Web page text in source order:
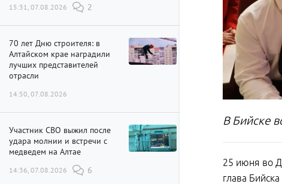
15:31, 07.08.2026 2
70 лет Дню строителя: в
Алтайском крае наградили
лучших представителей
отрасли
14:50, 07.08.2026
Участник СВО выжил после
удара молнии и встречи с
медведем на Алтае
14:36, 07.08.2026 6
В Бийске
25 июня во
глава